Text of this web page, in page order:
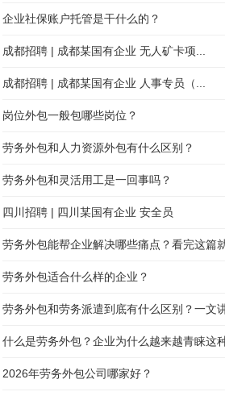
企业社保账户托管是干什么的？
成都招聘 | 成都某国有企业 无人矿卡项...
成都招聘 | 成都某国有企业 人事专员（...
岗位外包一般包哪些岗位？
劳务外包和人力资源外包有什么区别？
劳务外包和灵活用工是一回事吗？
四川招聘 | 四川某国有企业 安全员
劳务外包能帮企业解决哪些痛点？看完这篇就
劳务外包适合什么样的企业？
劳务外包和劳务派遣到底有什么区别？一文讲
什么是劳务外包？企业为什么越来越青睐这种
2026年劳务外包公司哪家好？